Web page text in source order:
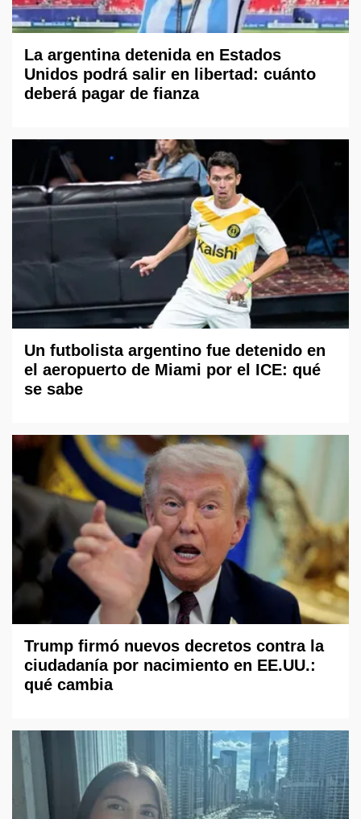
La argentina detenida en Estados
Unidos podrá salir en libertad: cuánto
deberá pagar de fianza
Un futbolista argentino fue detenido en
el aeropuerto de Miami por el ICE: qué
se sabe
Trump firmó nuevos decretos contra la
ciudadanía por nacimiento en EE.UU.:
qué cambia